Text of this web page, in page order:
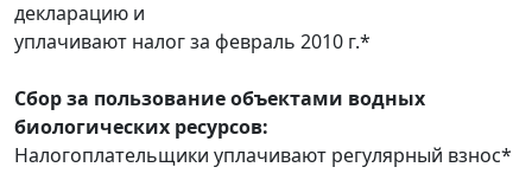
декларацию и
уплачивают налог за февраль 2010 г.*
Сбор за пользование объектами водных
биологических ресурсов:
Налогоплательщики уплачивают регулярный взнос*